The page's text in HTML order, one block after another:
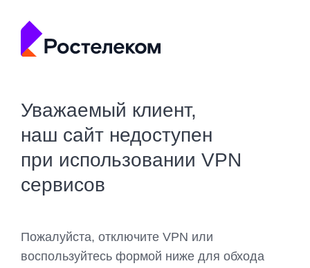
Уважаемый клиент,
наш сайт недоступен
при использовании VPN
сервисов
Пожалуйста, отключите VPN или
воспользуйтесь формой ниже для обхода